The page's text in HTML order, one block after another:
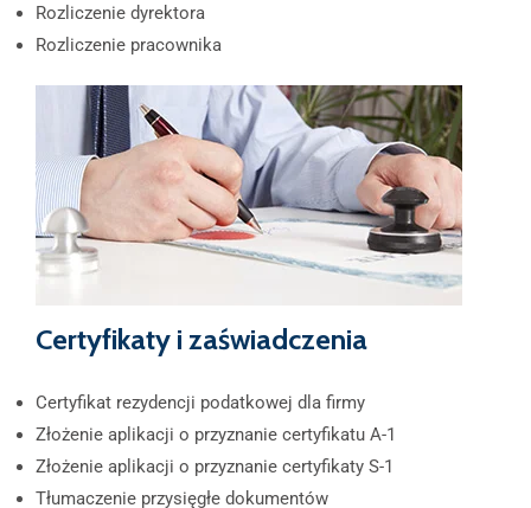
Rozliczenie dyrektora
Rozliczenie pracownika
Certyfikaty i zaświadczenia
Certyfikat rezydencji podatkowej dla firmy
Złożenie aplikacji o przyznanie certyfikatu A-1
Złożenie aplikacji o przyznanie certyfikaty S-1
Tłumaczenie przysięgłe dokumentów